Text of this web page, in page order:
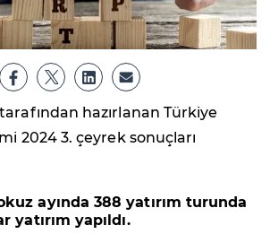
hazırlanan Türkiye
2024 3. çeyrek sonuçları
ayında388 yatırım turunda
yatırım yapıldı.